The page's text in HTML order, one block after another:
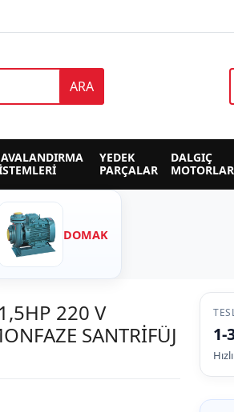
ARA
YEDEK
PARÇALAR
DALGIÇ
DOMAK
220 V
SANTRİFÜJ
1-